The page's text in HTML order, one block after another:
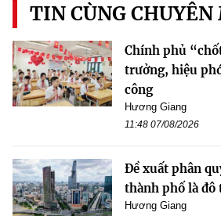
TIN CÙNG CHUYÊN
Chính phủ
trưởng, hiệu
công
Hương Giang
11:48 07/08/2026
Đề xuất phân
thành phố là đô
Hương Giang